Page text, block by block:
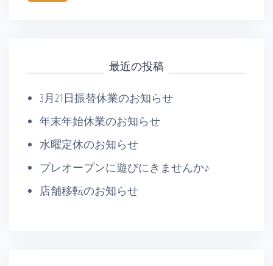
最近の投稿
3月21日振替休業のお知らせ
年末年始休業のお知らせ
水曜定休のお知らせ
プレオープンに遊びにきませんか♪
店舗移転のお知らせ